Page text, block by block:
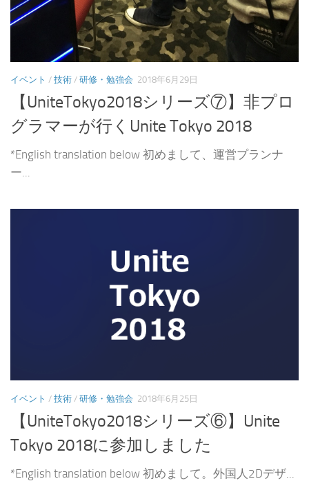
イベント / 技術 / 研修・勉強会 2018年6月29日
【UniteTokyo2018シリーズ⑦】非プロ
グラマーが行くUnite Tokyo 2018
*English translation below 初めまして、運営プランナ
ー...
イベント / 技術 / 研修・勉強会 2018年6月25日
【UniteTokyo2018シリーズ⑥】Unite
Tokyo 2018に参加しました
*English translation below 初めまして。外国人2Dデザ...